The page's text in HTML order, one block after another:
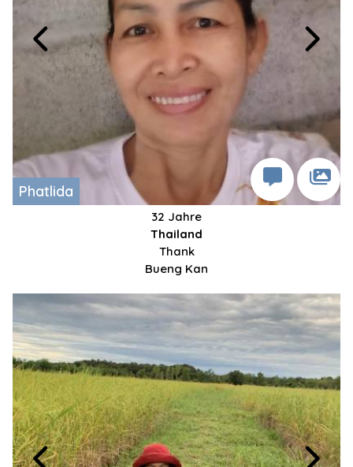
Phatlida
32 Jahre
Thailand
Thank
Bueng Kan